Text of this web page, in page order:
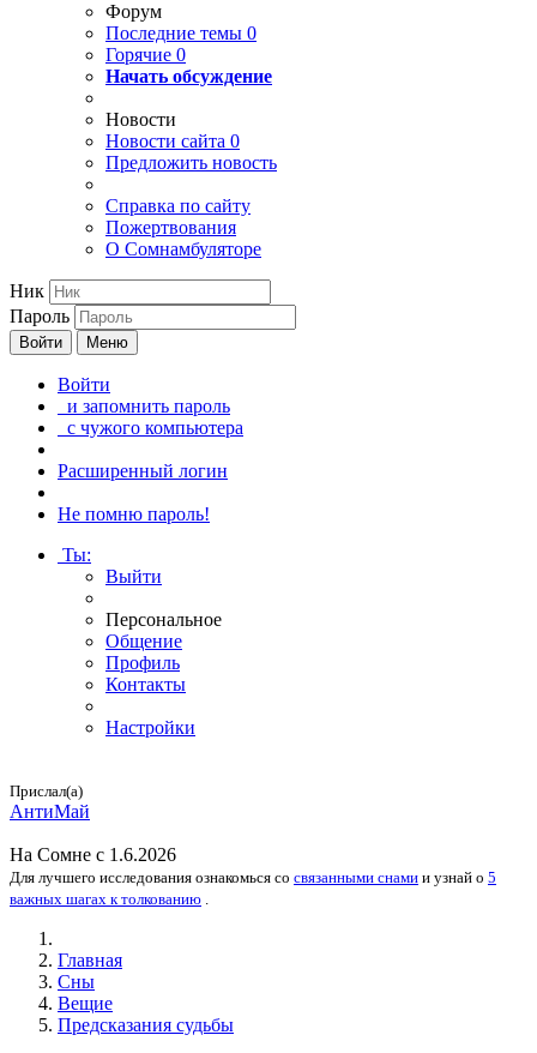
Форум
Последние темы 0
Горячие 0
Начать обсуждение
Новости
Новости сайта 0
Предложить новость
Справка по сайту
Пожертвования
О Сомнамбуляторе
Ник
Пароль
Войти Меню
Войти
и запомнить пароль
с чужого компьютера
Расширенный логин
Не помню пароль!
Ты:
Выйти
Персональное
Общение
Профиль
Контакты
Настройки
Прислал(а)
АнтиМай
На Сомне с 1.6.2026
Для лучшего исследования ознакомься со связанными снами и узнай о 5
важных шагах к толкованию .
Главная
Сны
Вещие
Предсказания судьбы